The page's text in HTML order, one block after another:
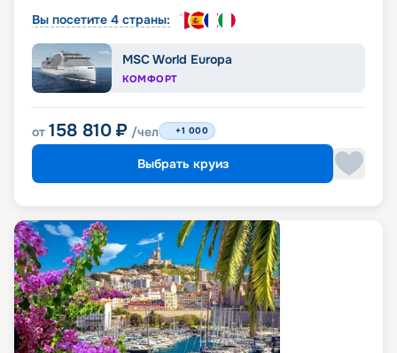
Вы посетите 4 страны:
MSC World Europa
КОМФОРТ
от 158 810 ₽ /чел +1 000
Выбрать круиз